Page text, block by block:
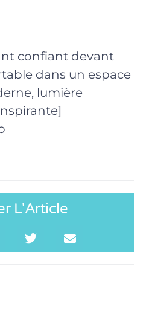
confiant devant
dans un espace
lumière
L'Article